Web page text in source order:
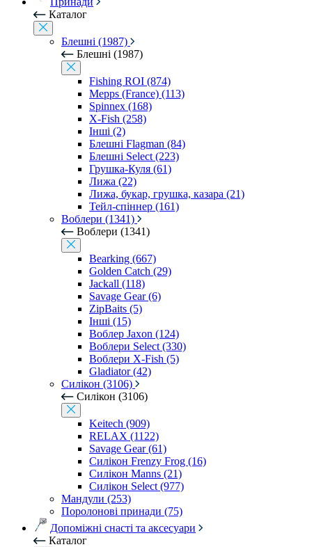
Каталог
Блешні (1987)
Блешні (1987)
Fishing ROI (874)
Mepps (France) (113)
Spinnex (168)
X-Fish (258)
Інші (2)
Блешні Flagman (84)
Блешні Select (223)
Грушка-Куля (61)
Лижа (22)
Лижа, букар, грушка, казара (21)
Тейл-спіннер (161)
Воблери (1341)
Воблери (1341)
Bearking (667)
Golden Catch (29)
Jackall (118)
Savage Gear (6)
ZipBaits (5)
Інші (15)
Воблер Jaxon (124)
Воблери Select (330)
Воблери X-Fish (5)
Gladiator (42)
Силікон (3106)
Силікон (3106)
Keitech (909)
RELAX (1122)
Savage Gear (61)
Силікон Frenzy Frog (16)
Силікон Manns (21)
Силікон Select (977)
Мандули (253)
Поролонові принади (75)
Допоміжні снасті та аксесуари
Каталог